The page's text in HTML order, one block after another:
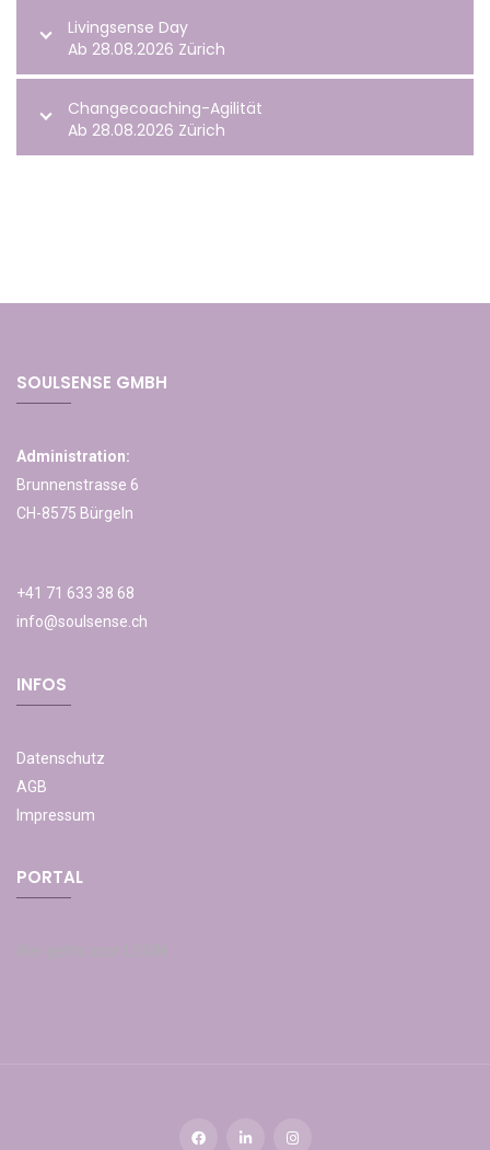
Livingsense Day
Ab 28.08.2026 Zürich
Changecoaching-Agilität
Ab 28.08.2026 Zürich
SOULSENSE GMBH
Administration:
Brunnenstrasse 6
CH-8575 Bürgeln
+41 71 633 38 68
info@soulsense.ch
INFOS
Datenschutz
AGB
Impressum
PORTAL